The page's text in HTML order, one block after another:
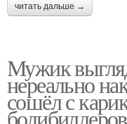
читать дальше →
Мужик
нереально
сошёл с